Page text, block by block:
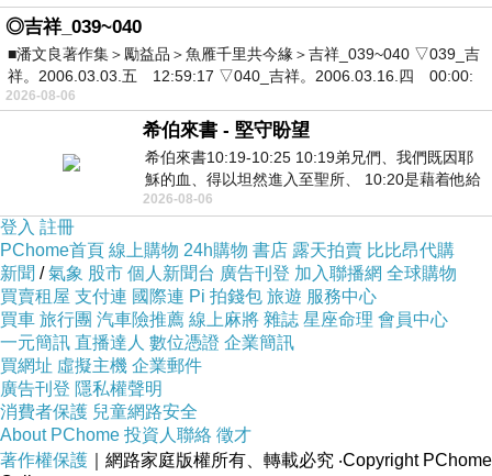
◎吉祥_039~040
■潘文良著作集＞勵益品＞魚雁千里共今緣＞吉祥_039~040 ▽039_吉
祥。2006.03.03.五 12:59:17 ▽040_吉祥。2006.03.16.四 00:00:
2026-08-06
希伯來書 - 堅守盼望
希伯來書10:19-10:25 10:19弟兄們、我們既因耶
穌的血、得以坦然進入至聖所、 10:20是藉着他給
我們開了一條又新又活的路從幔子經過
2026-08-06
登入 註冊
PChome首頁 線上購物 24h購物 書店 露天拍賣 比比昂代購
新聞 /氣象 股市 個人新聞台 廣告刊登 加入聯播網 全球購物
買賣租屋 支付連 國際連 Pi 拍錢包 旅遊 服務中心
買車 旅行團 汽車險推薦 線上麻將 雜誌 星座命理 會員中心
一元簡訊 直播達人 數位憑證 企業簡訊
買網址 虛擬主機 企業郵件
廣告刊登 隱私權聲明
消費者保護 兒童網路安全
About PChome 投資人聯絡 徵才
著作權保護 ｜網路家庭版權所有、轉載必究 ‧Copyright PChome